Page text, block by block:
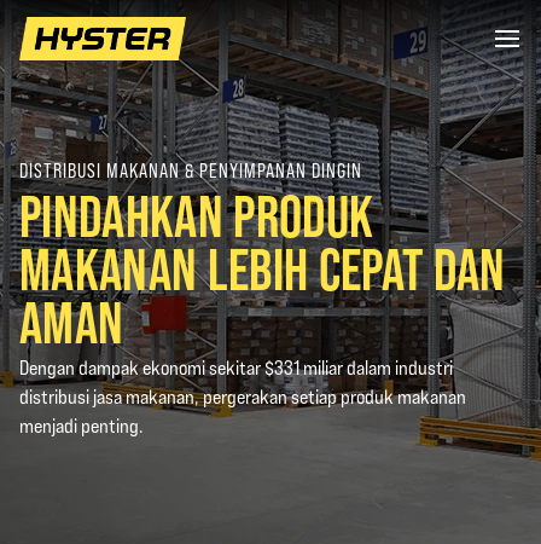
DISTRIBUSI MAKANAN & PENYIMPANAN DINGIN
PINDAHKAN PRODUK
MAKANAN LEBIH CEPAT DAN
AMAN
Dengan dampak ekonomi sekitar $331 miliar dalam industri
distribusi jasa makanan, pergerakan setiap produk makanan
menjadi penting.